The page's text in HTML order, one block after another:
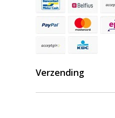
Verzending